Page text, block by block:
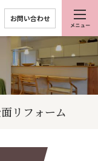
お問い合わせ
リフォーム